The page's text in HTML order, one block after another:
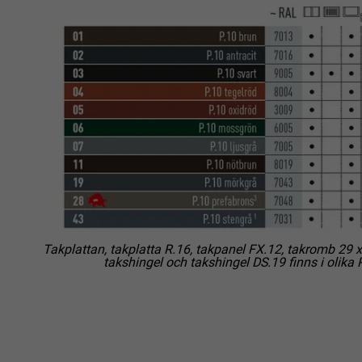
Takplattan, takplatta R.16, takpanel FX.12, takromb 29
takshingel och takshingel DS.19 finns i olika
EFTERNAMN
PROCEDUR
ÄNDAMÅL
EFTERNAMN
PROCEDUR
EFTERNAMN
PROCEDUR
ÄNDAMÅL
EFTERNAMN
PROCEDUR